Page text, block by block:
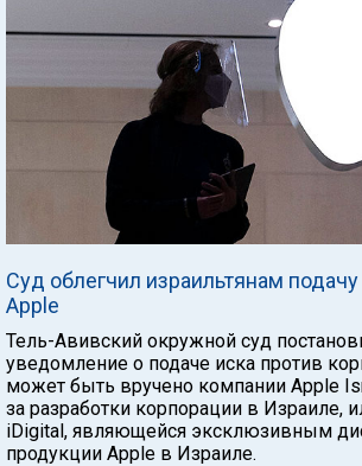
Суд облегчил израильтянам
Apple
Тель-Авивский окружной суд
уведомление о подаче иска против
может быть вручено компании Apple
за разработки корпорации в Израиле,
iDigital, являющейся эксклюзивным
продукции Apple в Израиле.